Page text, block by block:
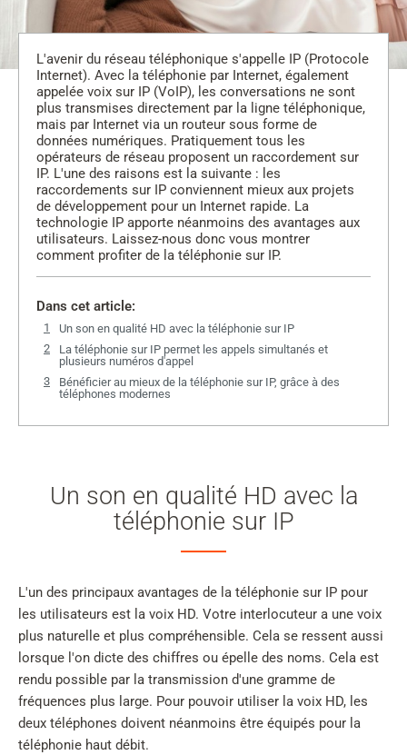
L'avenir du réseau téléphonique s'appelle IP (Protocole
Internet). Avec la téléphonie par Internet, également
appelée voix sur IP (VoIP), les conversations ne sont
plus transmises directement par la ligne téléphonique,
mais par Internet via un routeur sous forme de
données numériques. Pratiquement tous les
opérateurs de réseau proposent un raccordement sur
IP. L'une des raisons est la suivante : les
raccordements sur IP conviennent mieux aux projets
de développement pour un Internet rapide. La
technologie IP apporte néanmoins des avantages aux
utilisateurs. Laissez-nous donc vous montrer
comment profiter de la téléphonie sur IP.
Dans cet article:
Un son en qualité HD avec la téléphonie sur IP
La téléphonie sur IP permet les appels simultanés et
plusieurs numéros d'appel
Bénéficier au mieux de la téléphonie sur IP, grâce à des
téléphones modernes
Un son en qualité HD avec la
téléphonie sur IP
L'un des principaux avantages de la téléphonie sur IP pour
les utilisateurs est la voix HD. Votre interlocuteur a une voix
plus naturelle et plus compréhensible. Cela se ressent aussi
lorsque l'on dicte des chiffres ou épelle des noms. Cela est
rendu possible par la transmission d'une gramme de
fréquences plus large. Pour pouvoir utiliser la voix HD, les
deux téléphones doivent néanmoins être équipés pour la
téléphonie haut débit.